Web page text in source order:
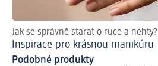
Jak se správně starat o ruce a nehty?
Inspirace pro krásnou manikúru
Podobné produkty